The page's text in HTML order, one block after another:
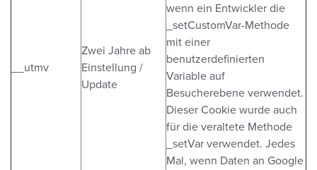
__utmv
Zwei Jahre ab
Einstellung /
Update
wenn ein Entwickler die
_setCustomVar-Methode
mit einer
benutzerdefinierten
Variable auf
Besucherebene verwendet.
Dieser Cookie wurde auch
für die veraltete Methode
_setVar verwendet. Jedes
Mal, wenn Daten an Google